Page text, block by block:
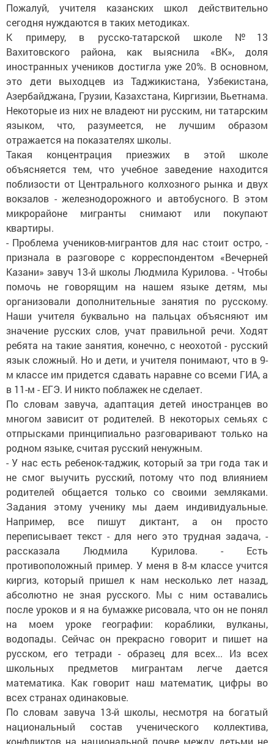
Пожалуй, учителя казанских школ действительно
сегодня нуждаются в таких методиках.
К примеру, в русско-татарской школе №13
Вахитовского района, как выяснила «ВК», доля
иностранных учеников достигла уже 20%. В основном,
это дети выходцев из Таджикистана, Узбекистана,
Азербайджана, Грузии, Казахстана, Киргизии, Вьетнама.
Некоторые из них не владеют ни русским, ни татарским
языком, что, разумеется, не лучшим образом
отражается на показателях школы.
Такая концентрация приезжих в этой школе
объясняется тем, что учебное заведение находится
поблизости от Центрального колхозного рынка и двух
вокзалов - железнодорожного и автобусного. В этом
микрорайоне мигранты снимают или покупают
квартиры.
- Проблема учеников-мигрантов для нас стоит остро, -
признала в разговоре с корреспондентом «Вечерней
Казани» завуч 13-й школы Людмила Курилова. - Чтобы
помочь не говорящим на нашем языке детям, мы
организовали дополнительные занятия по русскому.
Наши учителя буквально на пальцах объясняют им
значение русских слов, учат правильной речи. Ходят
ребята на такие занятия, конечно, с неохотой - русский
язык сложный. Но и дети, и учителя понимают, что в 9-
м классе им придется сдавать наравне со всеми ГИА, а
в 11-м - ЕГЭ. И никто поблажек не сделает.
По словам завуча, адаптация детей иностранцев во
многом зависит от родителей. В некоторых семьях с
отпрысками принципиально разговаривают только на
родном языке, считая русский ненужным.
- У нас есть ребенок-таджик, который за три года так и
не смог выучить русский, потому что под влиянием
родителей общается только со своими земляками.
Задания этому ученику мы даем индивидуальные.
Например, все пишут диктант, а он просто
переписывает текст - для него это трудная задача, -
рассказала Людмила Курилова. - Есть
противоположный пример. У меня в 8-м классе учится
киргиз, который пришел к нам несколько лет назад,
абсолютно не зная русского. Мы с ним оставались
после уроков и я на бумажке рисовала, что он не понял
на моем уроке географии: кораблики, вулканы,
водопады. Сейчас он прекрасно говорит и пишет на
русском, его тетради - образец для всех... Из всех
школьных предметов мигрантам легче дается
математика. Как говорит наш математик, цифры во
всех странах одинаковые.
По словам завуча 13-й школы, несмотря на богатый
национальный состав ученического коллектива,
конфликтов на национальной почве между детьми не